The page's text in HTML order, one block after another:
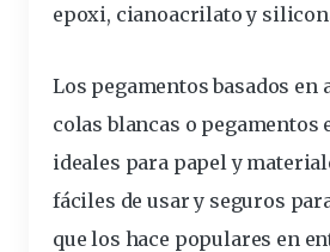
epoxi, cianoacrilato y
Los pegamentos basados en
colas blancas o pegamentos
ideales para papel y
fáciles de usar y seguros
que los hace populares en